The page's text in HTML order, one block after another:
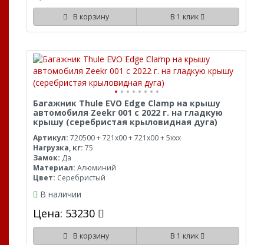
В корзину В 1 клик
Багажник Thule EVO Edge Clamp на крышу
автомобиля Zeekr 001 с 2022 г. на гладкую
крышу (серебристая крыловидная дуга)
Артикул: 720500 + 721x00 + 721x00 + 5xxx
Нагрузка, кг: 75
Замок: Да
Материал: Алюминий
Цвет: Серебристый
В наличии
Цена: 53230
В корзину В 1 клик